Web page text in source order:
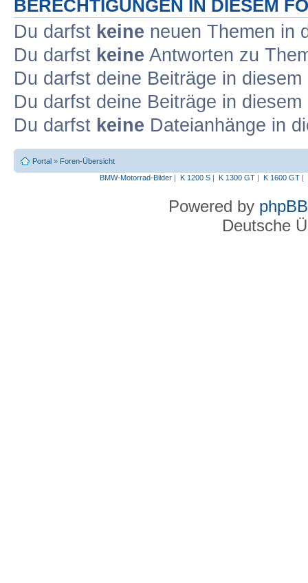
BERECHTIGUNGEN IN DIESEM
Du darfst keine neuen Themen in
Du darfst keine Antworten zu
Du darfst deine Beiträge in
Du darfst deine Beiträge in
Du darfst keine Dateianhänge in
Portal » Foren-Übersicht
BMW-Motorrad-Bilder| K 1200 S| K 1300 GT| K 1600 GT|
Powered by phpBB
Deutsche